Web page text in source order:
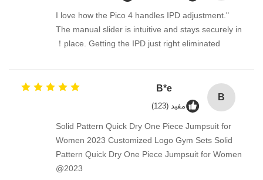
"I love how the Pico 4 handles IPD adjustment.
The manual slider is intuitive and stays securely in
place. Getting the IPD just right eliminated！
B
B*e
مفيد (123)
Solid Pattern Quick Dry One Piece Jumpsuit for
Women 2023 Customized Logo Gym Sets Solid
Pattern Quick Dry One Piece Jumpsuit for Women
2023@